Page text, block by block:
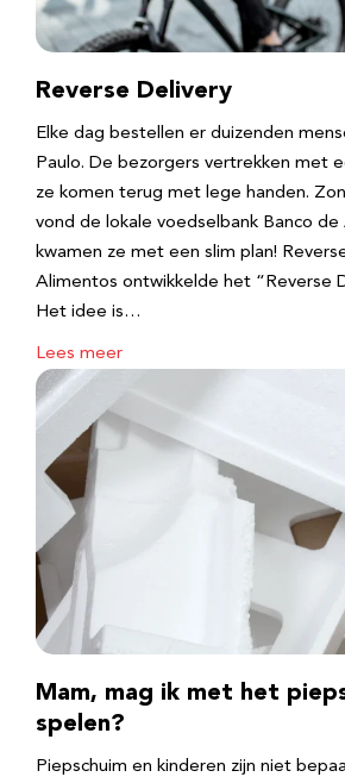
Reverse Delivery
Elke dag bestellen er duizenden
Paulo. De bezorgers vertrekken met
ze komen terug met lege handen.
vond de lokale voedselbank Banco de
kwamen ze met een slim plan!
Alimentos ontwikkelde het “Reverse
Het idee is…
Lees meer
Mam, mag ik met het
spelen?
Piepschuim en kinderen zijn niet